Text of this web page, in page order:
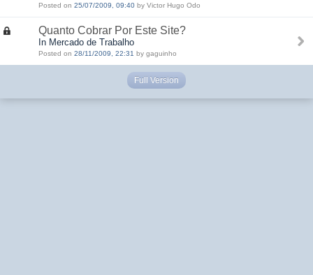
Posted on 25/07/2009, 09:40 by Victor Hugo Odo
Quanto Cobrar Por Este Site?
In Mercado de Trabalho
Posted on 28/11/2009, 22:31 by gaguinho
Full Version